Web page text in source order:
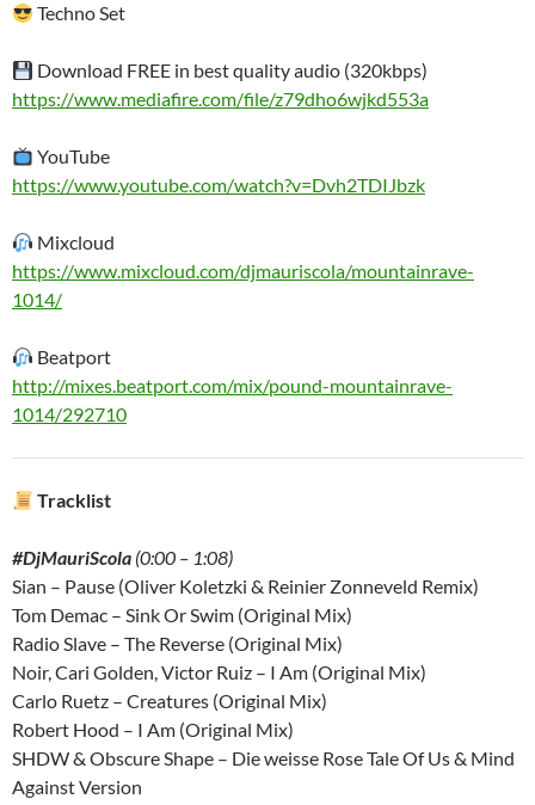
Techno Set
Download FREE in best quality audio (320kbps)
https://www.mediafire.com/file/z79dho6wjkd553a
YouTube
https://www.youtube.com/watch?v=Dvh2TDIJbzk
Mixcloud
https://www.mixcloud.com/djmauriscola/mountainrave-
1014/
Beatport
http://mixes.beatport.com/mix/pound-mountainrave-
1014/292710
Tracklist
#DjMauriScola (0:00 – 1:08)
Sian – Pause (Oliver Koletzki & Reinier Zonneveld Remix)
Tom Demac – Sink Or Swim (Original Mix)
Radio Slave – The Reverse (Original Mix)
Noir, Cari Golden, Victor Ruiz – I Am (Original Mix)
Carlo Ruetz – Creatures (Original Mix)
Robert Hood – I Am (Original Mix)
SHDW & Obscure Shape – Die weisse Rose Tale Of Us & Mind
Against Version